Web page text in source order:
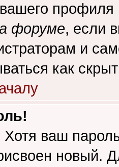
вашего
форуме, если
и
как
Хотя ваш
новый.